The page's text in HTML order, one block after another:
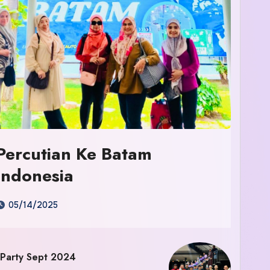
Ke Batam
05/14/2025
Sept 2024